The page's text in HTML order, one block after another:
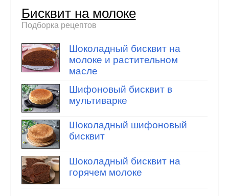
Бисквит на молоке
Подборка рецептов
Шоколадный бисквит на
молоке и растительном
масле
Шифоновый бисквит в
мультиварке
Шоколадный шифоновый
бисквит
Шоколадный бисквит на
горячем молоке